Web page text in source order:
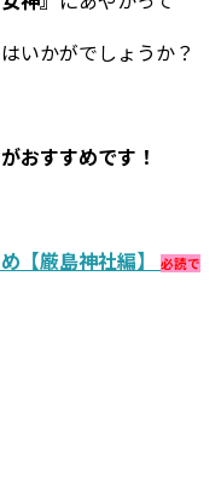
いかがでしょうか？
おすすめです！
【厳島神社編】
必読で